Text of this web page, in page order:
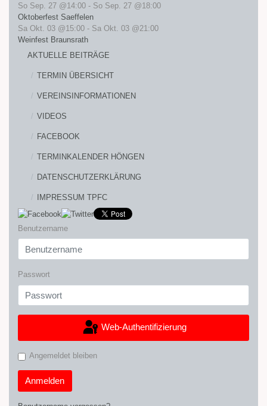
So Sep. 27 @14:00 - So Sep. 27 @18:00
Oktoberfest Saeffelen
Sa Okt. 03 @15:00 - Sa Okt. 03 @21:00
Weinfest Braunsrath
AKTUELLE BEITRÄGE
TERMIN ÜBERSICHT
VEREINSINFORMATIONEN
VIDEOS
FACEBOOK
TERMINKALENDER HÖNGEN
DATENSCHUTZERKLÄRUNG
IMPRESSUM TPFC
Benutzername
Passwort
Web-Authentifizierung
Angemeldet bleiben
Anmelden